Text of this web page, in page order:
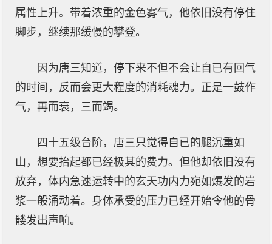
属性上升。带着浓重的金色雾气，他依旧没有停住
脚步，继续那缓慢的攀登。
因为唐三知道，停下来不但不会让自已有回气
的时间，反而会更大程度的消耗魂力。正是一鼓作
气，再而衰，三而竭。
四十五级台阶，唐三只觉得自已的腿沉重如
山，想要抬起都已经极其的费力。但他却依旧没有
放弃，体内急速运转中的玄天功内力宛如爆发的岩
浆一般涌动着。身体承受的压力已经开始令他的骨
髅发出声响。